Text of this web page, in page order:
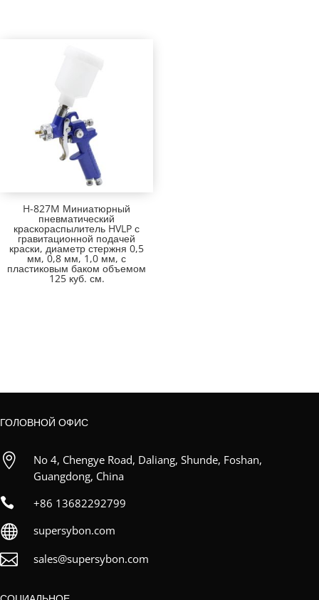
H-827M Миниатюрный
пневматический
краскораспылитель HVLP с
гравитационной подачей
краски, диаметр стержня 0,5
мм, 0,8 мм, 1,0 мм, с
пластиковым баком объемом
125 куб. см.
ГОЛОВНОЙ ОФИС

No 4, Chengye Road, Daliang, Shunde, Foshan,
Guangdong, China

+86 13682292799
 supersybon.com
 sales@supersybon.com